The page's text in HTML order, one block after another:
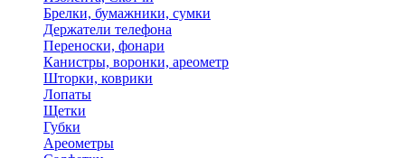
Брелки, бумажники, сумки
Держатели телефона
Переноски, фонари
Канистры, воронки, ареометр
Шторки, коврики
Лопаты
Щетки
Губки
Ареометры